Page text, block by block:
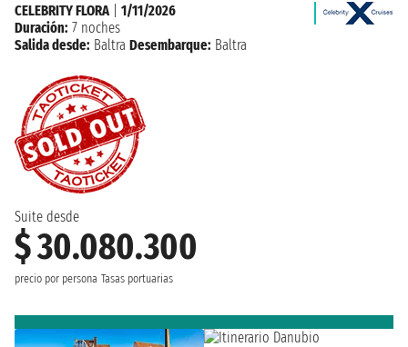
Suite desde
$ 30.080.300
precio por persona Tasas portuarias
CELEBRITY FLORA
1/11/2026
Duración: 7 noches
Salida desde: Baltra Desembarque: Baltra